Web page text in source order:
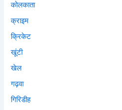
कोलकाता
क्राइम
क्रिकेट
खूंटी
खेल
गढ़वा
गिरिडीह